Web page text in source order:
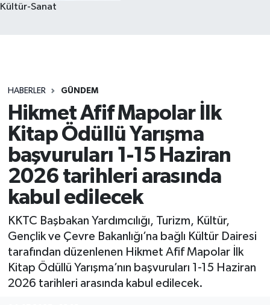
Kültür-Sanat
HABERLER GÜNDEM
Hikmet Afif Mapolar İlk
Kitap Ödüllü Yarışma
başvuruları 1-15 Haziran
2026 tarihleri arasında
kabul edilecek
KKTC Başbakan Yardımcılığı, Turizm, Kültür,
Gençlik ve Çevre Bakanlığı’na bağlı Kültür Dairesi
tarafından düzenlenen Hikmet Afif Mapolar İlk
Kitap Ödüllü Yarışma’nın başvuruları 1-15 Haziran
2026 tarihleri arasında kabul edilecek.